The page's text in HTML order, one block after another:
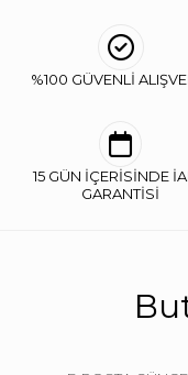
%100 GÜVENLİ
15 GÜN İÇERİSİNDE
GARANTİSİ